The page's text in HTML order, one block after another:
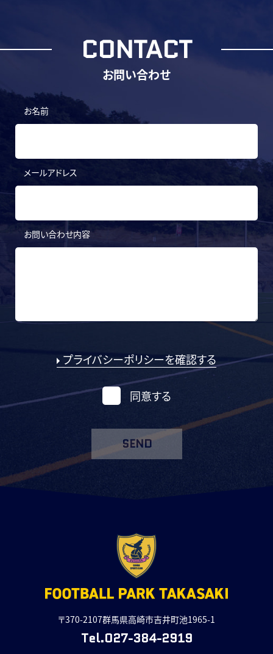
CONTACT
お問い合わせ
お名前
メールアドレス
お問い合わせ内容
プライバシーポリシーを確認する
同意する
SEND
〒370-2107群馬県高崎市吉井町池1965-1
Tel.027-384-2919